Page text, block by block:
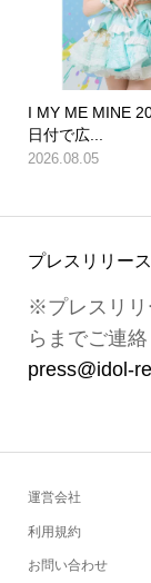
I MY ME MINE
日付で広...
2026.08.05
プレスリリー
※プレスリリ
らまでご連絡
press@idol-
運営会社
利用規約
お問い合わせ